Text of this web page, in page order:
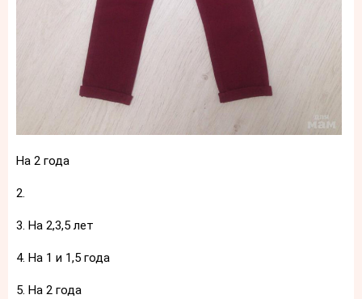
На 2 года
2.
3. На 2,3,5 лет
4. На 1 и 1,5 года
5. На 2 года